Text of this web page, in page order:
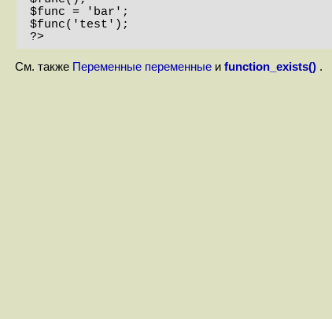
$func = 'bar';
$func('test');
?>
См. также Переменные переменные и function_exists() .